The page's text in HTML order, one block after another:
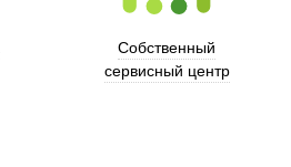
Собственный
сервисный центр